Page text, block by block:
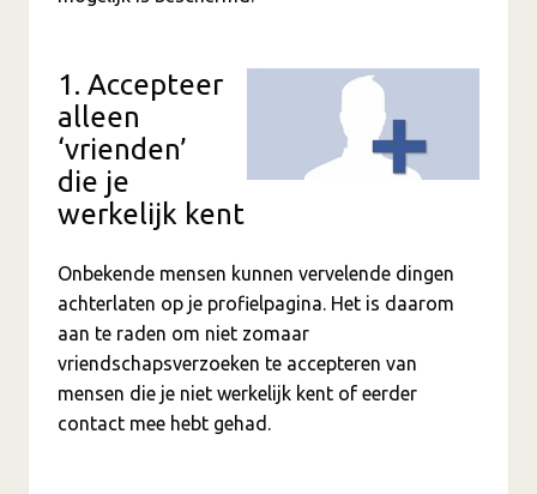
1. Accepteer
alleen
‘vrienden’
die je
werkelijk kent
Onbekende mensen kunnen vervelende dingen
achterlaten op je profielpagina. Het is daarom
aan te raden om niet zomaar
vriendschapsverzoeken te accepteren van
mensen die je niet werkelijk kent of eerder
contact mee hebt gehad.